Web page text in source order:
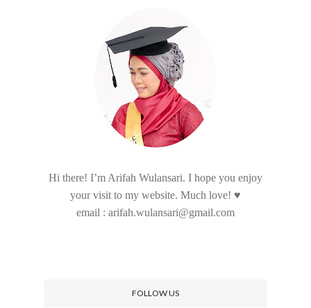
Hi there! I’m Arifah Wulansari. I hope you enjoy
your visit to my website. Much love! ♥
email : arifah.wulansari@gmail.com
FOLLOW US